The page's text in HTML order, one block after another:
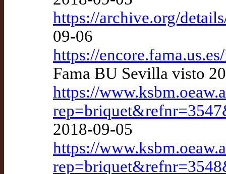
https://archive.org/
09-06
https://
Fama BU Sevilla visto
https://
2018-09-05
https://